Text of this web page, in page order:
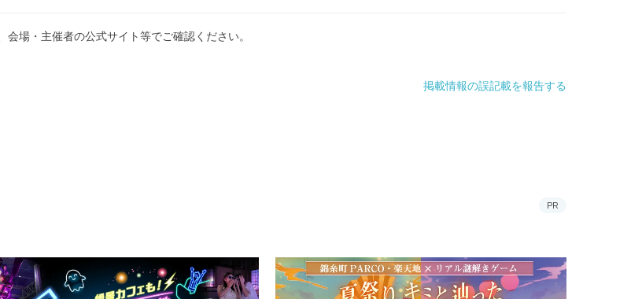
場・主催者の公式サイト等でご確認ください。
掲載情報の誤記載を報告する
PR